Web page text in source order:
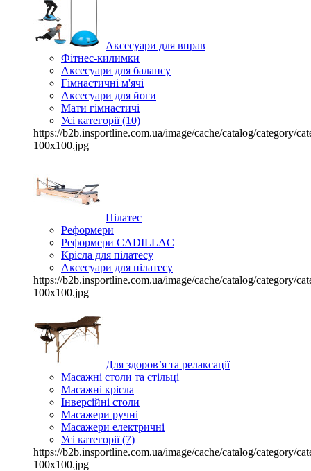
Аксесуари для вправ
Фітнес-килимки
Аксесуари для балансу
Гімнастичні м'ячі
Аксесуари для йоги
Мати гімнастичі
Усі категорії (10)
https://b2b.insportline.com.ua/image/cache/catalog/category/
100x100.jpg
Пілатес
Реформери
Реформери CADILLAC
Крісла для пілатесу
Аксесуари для пілатесу
https://b2b.insportline.com.ua/image/cache/catalog/category/
100x100.jpg
Для здоров’я та релаксації
Масажні столи та стільці
Масажні крісла
Інверсійні столи
Масажери ручні
Масажери електричні
Усі категорії (7)
https://b2b.insportline.com.ua/image/cache/catalog/category/
100x100.jpg